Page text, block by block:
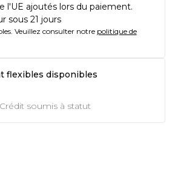
l'UE ajoutés lors du paiement.
sous 21 jours
Veuillez consulter notre politique de
flexibles disponibles
soumis à statut